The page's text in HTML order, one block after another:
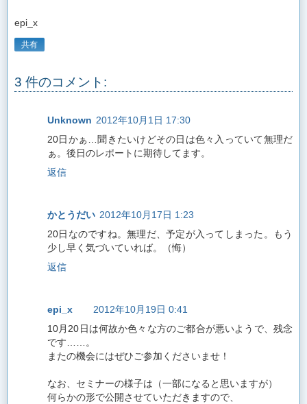
epi_x
共有
3 件のコメント:
Unknown 2012年10月1日 17:30
20日かぁ…聞きたいけどその日は色々入っていて無理だ
ぁ。後日のレポートに期待してます。
返信
かとうだい 2012年10月17日 1:23
20日なのですね。無理だ、予定が入ってしまった。もう
少し早く気づいていれば。（悔）
返信
epi_x
2012年10月19日 0:41
10月20日は何故か色々な方のご都合が悪いようで、残念
です……。
またの機会にはぜひご参加くださいませ！
なお、セミナーの様子は（一部になると思いますが）
何らかの形で公開させていただきますので、